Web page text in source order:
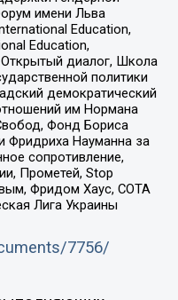
имени Льва
Education,
Education,
диалог, Школа
политики
демократический
им Нормана
Фонд Бориса
Фридриха Науманна за
сопротивление,
Прометей, Stop
Фридом Хаус, СОТА
Лига Украины
7756/